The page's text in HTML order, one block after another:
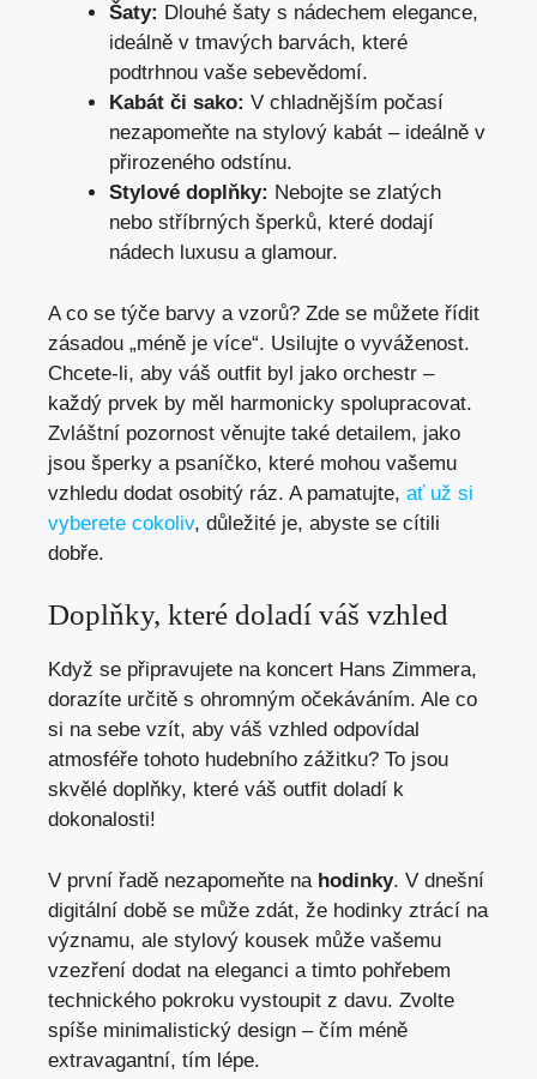
Šaty: Dlouhé šaty s nádechem elegance,
ideálně v tmavých barvách, které
podtrhnou vaše sebevědomí.
Kabát či sako: V chladnějším počasí
nezapomeňte na stylový kabát – ideálně v
přirozeného odstínu.
Stylové doplňky: Nebojte se zlatých
nebo stříbrných šperků, které dodají
nádech luxusu a glamour.
A co se týče barvy a vzorů? Zde se můžete řídit
zásadou „méně je více“. Usilujte o vyváženost.
Chcete-li, aby váš outfit byl jako orchestr –
každý prvek by měl harmonicky spolupracovat.
Zvláštní pozornost věnujte také detailem, jako
jsou šperky a psaníčko, které mohou vašemu
vzhledu dodat osobitý ráz. A pamatujte, ať už si
vyberete cokoliv, důležité je, abyste se cítili
dobře.
Doplňky, které doladí váš vzhled
Když se připravujete na koncert Hans Zimmera,
dorazíte určitě s ohromným očekáváním. Ale co
si na sebe vzít, aby váš vzhled odpovídal
atmosféře tohoto hudebního zážitku? To jsou
skvělé doplňky, které váš outfit doladí k
dokonalosti!
V první řadě nezapomeňte na hodinky. V dnešní
digitální době se může zdát, že hodinky ztrácí na
významu, ale stylový kousek může vašemu
vzezření dodat na eleganci a timto pohřebem
technického pokroku vystoupit z davu. Zvolte
spíše minimalistický design – čím méně
extravagantní, tím lépe.